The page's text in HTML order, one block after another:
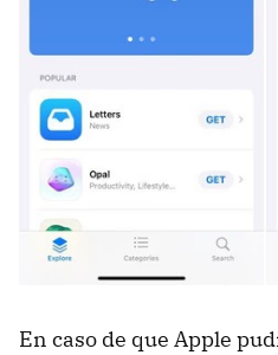
En caso de que Apple